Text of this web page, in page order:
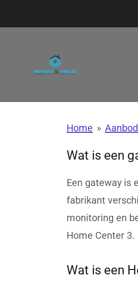
direct
Home » Aanbod
Wat is een
Een gateway is
fabrikant
monitoring en
Home Center 3.
Wat is een